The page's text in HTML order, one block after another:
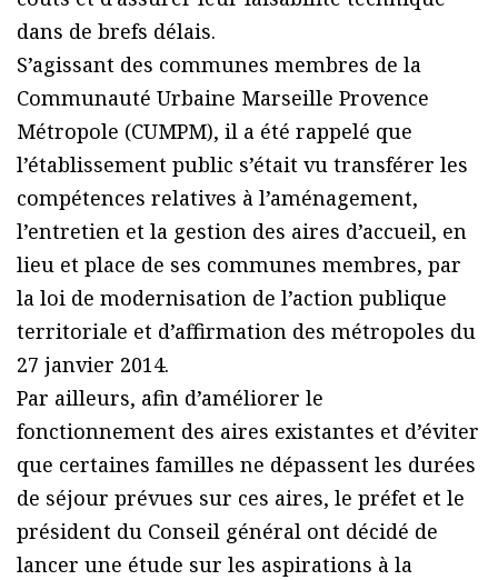
dans de brefs délais.
S’agissant des communes membres de la
Communauté Urbaine Marseille Provence
Métropole (CUMPM), il a été rappelé que
l’établissement public s’était vu transférer les
compétences relatives à l’aménagement,
l’entretien et la gestion des aires d’accueil, en
lieu et place de ses communes membres, par
la loi de modernisation de l’action publique
territoriale et d’affirmation des métropoles du
27 janvier 2014.
Par ailleurs, afin d’améliorer le
fonctionnement des aires existantes et d’éviter
que certaines familles ne dépassent les durées
de séjour prévues sur ces aires, le préfet et le
président du Conseil général ont décidé de
lancer une étude sur les aspirations à la